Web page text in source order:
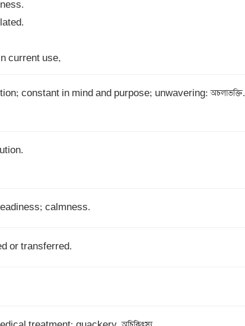
current use,
constant in mind and purpose; unwavering: অচলাভক্তি.
calmness.
or transferred.